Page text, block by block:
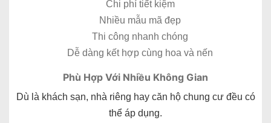
Chi phí tiết kiệm
Nhiều mẫu mã đẹp
Thi công nhanh chóng
Dễ dàng kết hợp cùng hoa và nến
Phù Hợp Với Nhiều Không Gian
Dù là khách sạn, nhà riêng hay căn hộ chung cư đều có
thể áp dụng.